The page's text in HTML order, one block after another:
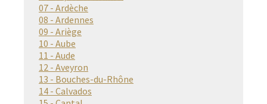
07 - Ardèche
08 - Ardennes
09 - Ariège
10 - Aube
11 - Aude
12 - Aveyron
13 - Bouches-du-Rhône
14 - Calvados